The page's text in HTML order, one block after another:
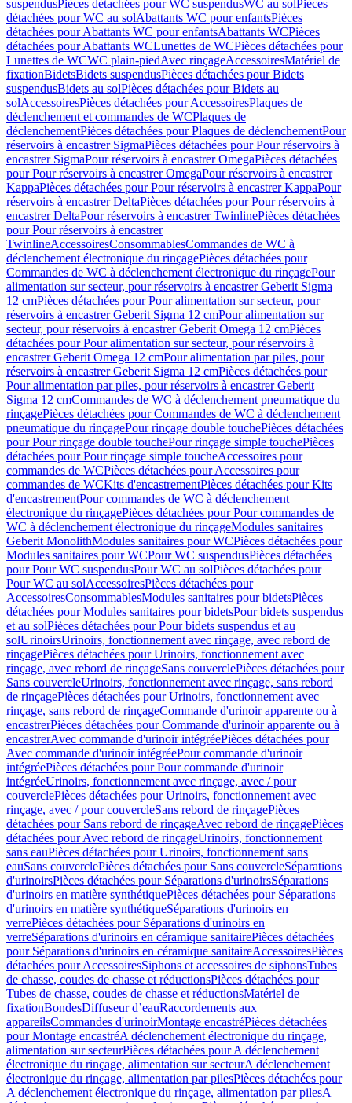
suspendusPièces détachées pour WC suspendusWC au solPièces
détachées pour WC au solAbattants WC pour enfantsPièces
détachées pour Abattants WC pour enfantsAbattants WCPièces
détachées pour Abattants WCLunettes de WCPièces détachées pour
Lunettes de WCWC plain-piedAvec rinçageAccessoiresMatériel de
fixationBidetsBidets suspendusPièces détachées pour Bidets
suspendusBidets au solPièces détachées pour Bidets au
solAccessoiresPièces détachées pour AccessoiresPlaques de
déclenchement et commandes de WCPlaques de
déclenchementPièces détachées pour Plaques de déclenchementPour
réservoirs à encastrer SigmaPièces détachées pour Pour réservoirs à
encastrer SigmaPour réservoirs à encastrer OmegaPièces détachées
pour Pour réservoirs à encastrer OmegaPour réservoirs à encastrer
KappaPièces détachées pour Pour réservoirs à encastrer KappaPour
réservoirs à encastrer DeltaPièces détachées pour Pour réservoirs à
encastrer DeltaPour réservoirs à encastrer TwinlinePièces détachées
pour Pour réservoirs à encastrer
TwinlineAccessoiresConsommablesCommandes de WC à
déclenchement électronique du rinçagePièces détachées pour
Commandes de WC à déclenchement électronique du rinçagePour
alimentation sur secteur, pour réservoirs à encastrer Geberit Sigma
12 cmPièces détachées pour Pour alimentation sur secteur, pour
réservoirs à encastrer Geberit Sigma 12 cmPour alimentation sur
secteur, pour réservoirs à encastrer Geberit Omega 12 cmPièces
détachées pour Pour alimentation sur secteur, pour réservoirs à
encastrer Geberit Omega 12 cmPour alimentation par piles, pour
réservoirs à encastrer Geberit Sigma 12 cmPièces détachées pour
Pour alimentation par piles, pour réservoirs à encastrer Geberit
Sigma 12 cmCommandes de WC à déclenchement pneumatique du
rinçagePièces détachées pour Commandes de WC à déclenchement
pneumatique du rinçagePour rinçage double touchePièces détachées
pour Pour rinçage double touchePour rinçage simple touchePièces
détachées pour Pour rinçage simple toucheAccessoires pour
commandes de WCPièces détachées pour Accessoires pour
commandes de WCKits d'encastrementPièces détachées pour Kits
d'encastrementPour commandes de WC à déclenchement
électronique du rinçagePièces détachées pour Pour commandes de
WC à déclenchement électronique du rinçageModules sanitaires
Geberit MonolithModules sanitaires pour WCPièces détachées pour
Modules sanitaires pour WCPour WC suspendusPièces détachées
pour Pour WC suspendusPour WC au solPièces détachées pour
Pour WC au solAccessoiresPièces détachées pour
AccessoiresConsommablesModules sanitaires pour bidetsPièces
détachées pour Modules sanitaires pour bidetsPour bidets suspendus
et au solPièces détachées pour Pour bidets suspendus et au
solUrinoirsUrinoirs, fonctionnement avec rinçage, avec rebord de
rinçagePièces détachées pour Urinoirs, fonctionnement avec
rinçage, avec rebord de rinçageSans couverclePièces détachées pour
Sans couvercleUrinoirs, fonctionnement avec rinçage, sans rebord
de rinçagePièces détachées pour Urinoirs, fonctionnement avec
rinçage, sans rebord de rinçageCommande d'urinoir apparente ou à
encastrerPièces détachées pour Commande d'urinoir apparente ou à
encastrerAvec commande d'urinoir intégréePièces détachées pour
Avec commande d'urinoir intégréePour commande d'urinoir
intégréePièces détachées pour Pour commande d'urinoir
intégréeUrinoirs, fonctionnement avec rinçage, avec / pour
couverclePièces détachées pour Urinoirs, fonctionnement avec
rinçage, avec / pour couvercleSans rebord de rinçagePièces
détachées pour Sans rebord de rinçageAvec rebord de rinçagePièces
détachées pour Avec rebord de rinçageUrinoirs, fonctionnement
sans eauPièces détachées pour Urinoirs, fonctionnement sans
eauSans couverclePièces détachées pour Sans couvercleSéparations
d'urinoirsPièces détachées pour Séparations d'urinoirsSéparations
d'urinoirs en matière synthétiquePièces détachées pour Séparations
d'urinoirs en matière synthétiqueSéparations d'urinoirs en
verrePièces détachées pour Séparations d'urinoirs en
verreSéparations d'urinoirs en céramique sanitairePièces détachées
pour Séparations d'urinoirs en céramique sanitaireAccessoiresPièces
détachées pour AccessoiresSiphons et accessoires de siphonsTubes
de chasse, coudes de chasse et réductionsPièces détachées pour
Tubes de chasse, coudes de chasse et réductionsMatériel de
fixationBondesDiffuseur d’eauRaccordements aux
appareilsCommandes d'urinoirMontage encastréPièces détachées
pour Montage encastréA déclenchement électronique du rinçage,
alimentation sur secteurPièces détachées pour A déclenchement
électronique du rinçage, alimentation sur secteurA déclenchement
électronique du rinçage, alimentation par pilesPièces détachées pour
A déclenchement électronique du rinçage, alimentation par pilesA